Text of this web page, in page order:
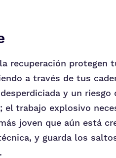
recuperación protegen
a través de tus
y un riesgo
el trabajo explosivo
joven que aún está
y guarda los